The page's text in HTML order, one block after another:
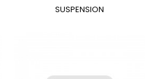
SUSPENSION